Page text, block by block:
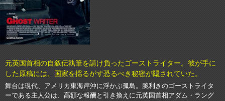
元英国首相の自叙伝執筆を請け負ったゴーストライター。彼が手に
した原稿には、国家を揺るがす恐るべき秘密が隠されていた。
舞台は現代、アメリカ東海岸沖に浮かぶ孤島。腕利きのゴーストライタ
ーである主人公は、高額な報酬と引き換えに元英国首相アダム・ラング